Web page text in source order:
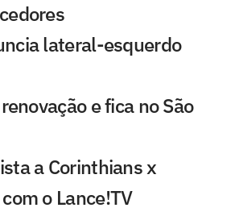
lateral-esquerdo
e fica no São
a Corinthians x
o Lance!TV